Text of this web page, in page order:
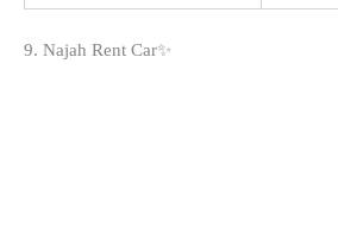
9. Najah Rent Car✨